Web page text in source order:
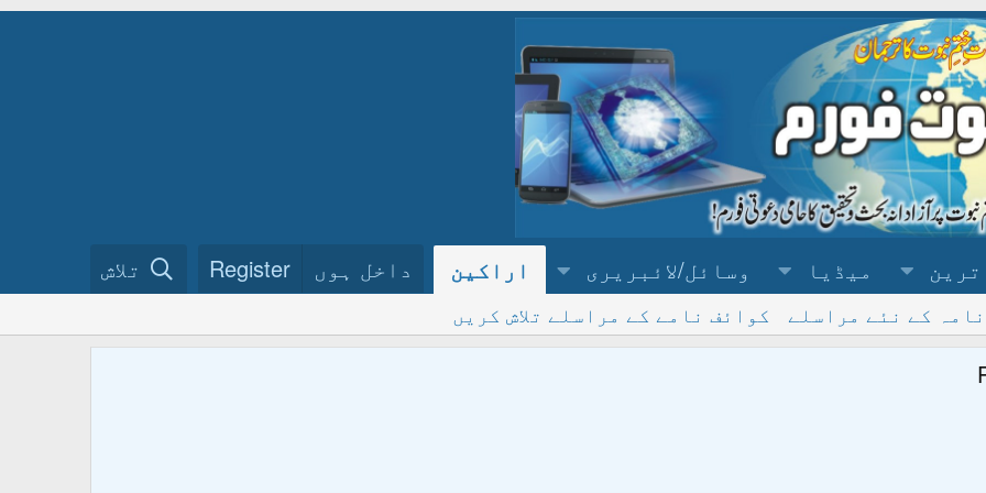
میڈیا وسائل/لائبریری اراکین داخل ہوں Register تلاش
کے نئے مراسلے کوائف نامے کے مراسلے تلاش کریں